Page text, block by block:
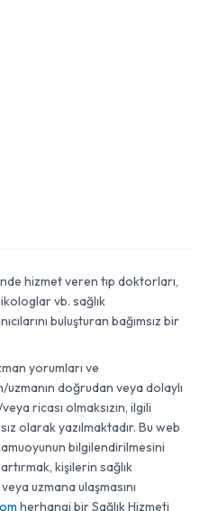
hizmet veren tıp doktorları,
vb. sağlık
buluşturan bağımsız bir
yorumları ve
doğrudan veya dolaylı
ricası olmaksızın, ilgili
olarak yazılmaktadır. Bu web
bilgilendirilmesini
kişilerin sağlık
uzmana ulaşmasını
herhangi bir Sağlık Hizmeti